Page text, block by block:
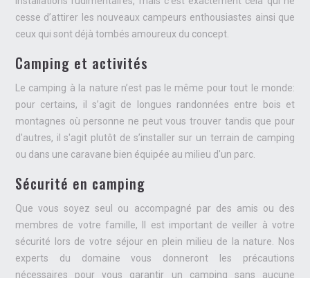
cesse d’attirer les nouveaux campeurs enthousiastes ainsi que
ceux qui sont déjà tombés amoureux du concept.
Camping et activités
Le camping à la nature n’est pas le même pour tout le monde:
pour certains, il s’agit de longues randonnées entre bois et
montagnes où personne ne peut vous trouver tandis que pour
d'autres, il s'agit plutôt de s’installer sur un terrain de camping
ou dans une caravane bien équipée au milieu d'un parc.
Sécurité en camping
Que vous soyez seul ou accompagné par des amis ou des
membres de votre famille, Il est important de veiller à votre
sécurité lors de votre séjour en plein milieu de la nature. Nos
experts du domaine vous donneront les précautions
nécessaires pour vous garantir un camping sans aucune